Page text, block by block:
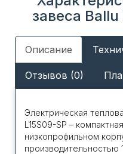
завеса
Описание
Отзывов (0)
Электрическая
L15S09-SP –
низкопрофильном
производительностью